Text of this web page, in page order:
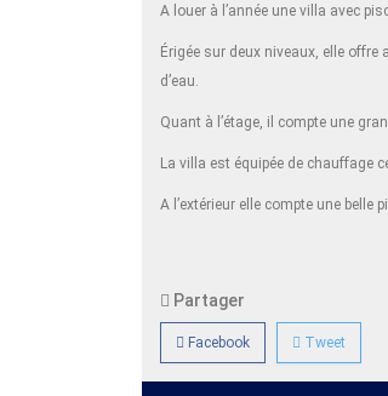
A louer à l’année une villa avec
Érigée sur deux niveaux, elle
d’eau.
Quant à l’étage, il compte une
La villa est équipée de chauffage
A l’extérieur elle compte une belle
Partager
Facebook Tweet